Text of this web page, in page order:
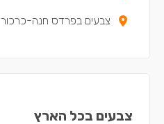
צבעים בפרדס חנה-כרכור
צבעים בזכרון יעקב
צבעים בכל הארץ